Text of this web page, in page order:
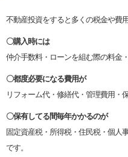
不動産投資をすると多くの税金や費
〇購入時には
仲介手数料・ローンを組む際の料金
〇都度必要になる費用が
リフォーム代・修繕代・管理費用・
〇保有してる間毎年かかるのが
固定資産税・所得税・住民税・個人
です。